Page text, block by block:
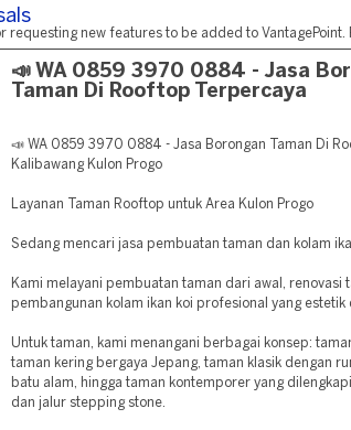
requesting new features to be added to
📣 WA 0859 3970 0884 - Jasa
Taman Di Rooftop Terpercaya
📣 WA 0859 3970 0884 - Jasa Borongan Taman Di
Kalibawang Kulon Progo
Layanan Taman Rooftop untuk Area Kulon Progo
Sedang mencari jasa pembuatan taman dan kolam
Kami melayani pembuatan taman dari awal, renovasi
pembangunan kolam ikan koi profesional yang estetik
Untuk taman, kami menangani berbagai konsep:
taman kering bergaya Jepang, taman klasik dengan
batu alam, hingga taman kontemporer yang
dan jalur stepping stone.